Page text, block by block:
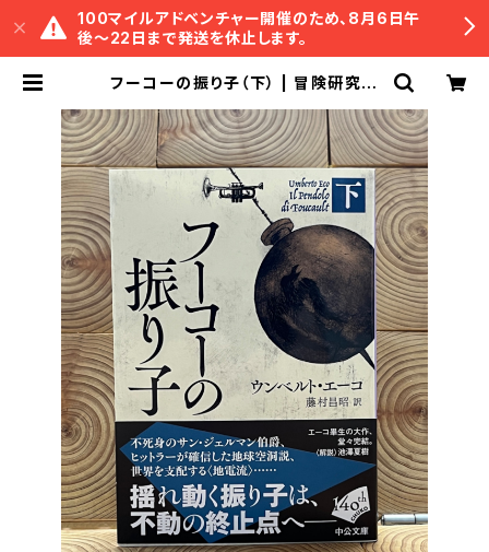
100マイルアドベンチャー開催のため、8月6日午
後〜22日まで発送を休止します。
フーコーの振り子（下） | 冒険研究所